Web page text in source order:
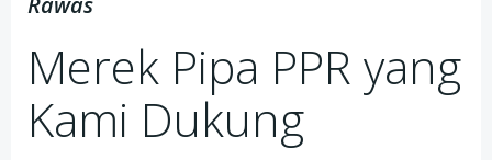
Merek Pipa PPR yang
Kami Dukung